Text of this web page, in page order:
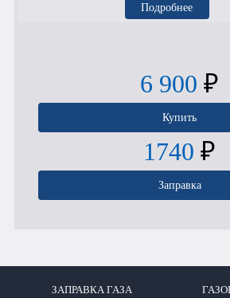
Подробнее
6 900 ₽
Купить
1740 ₽
Заправка
ЗАПРАВКА ГАЗА